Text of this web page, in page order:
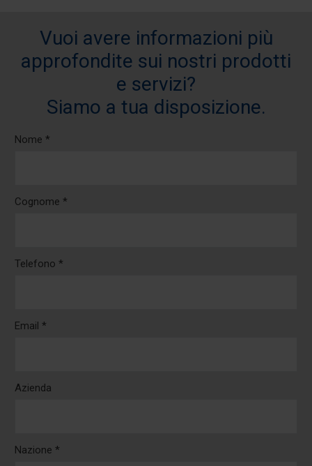
Vuoi avere informazioni più
approfondite sui nostri prodotti
e servizi?
Siamo a tua disposizione.
Nome *
Cognome *
Telefono *
Email *
Azienda
Nazione *